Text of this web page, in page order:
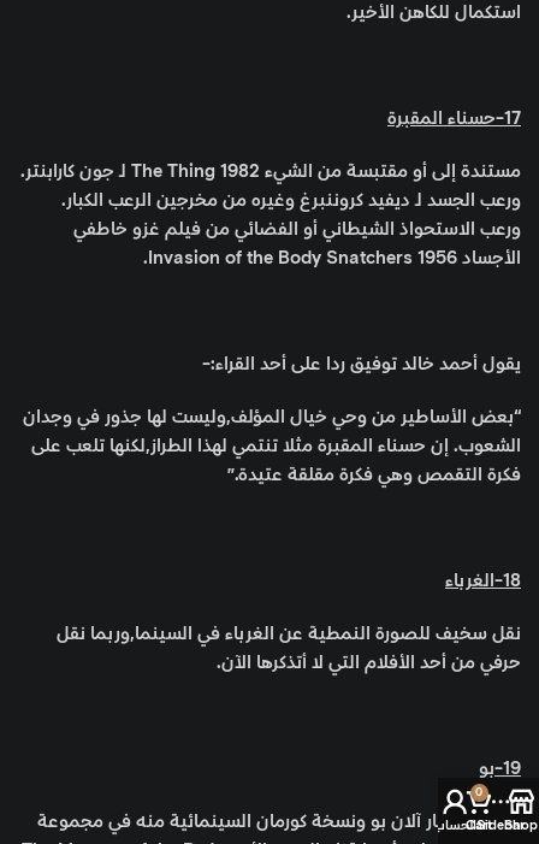
استكمال للكاهن الأخير.
17-حسناء المقبرة
مستندة إلى أو مقتبسة من الشيء The Thing 1982 لـ جون كارابنتر.
ورعب الجسد لـ ديفيد كروننبرغ وغيره من مخرجين الرعب الكبار.
ورعب الاستحواذ الشيطاني أو الفضائي من فيلم غزو خاطفي
الأجساد Invasion of the Body Snatchers 1956.
يقول أحمد خالد توفيق ردا على أحد القراء:-
“بعض الأساطير من وحي خيال المؤلف,وليست لها جذور في وجدان
الشعوب. إن حسناء المقبرة مثلا تنتمي لهذا الطراز,لكنها تلعب على
فكرة التقمص وهي فكرة مقلقة عتيدة.”
18-الغرباء
نقل سخيف للصورة النمطية عن الغرباء في السينما,وربما نقل
حرفي من أحد الأفلام التي لا أتذكرها الآن.
19-بو
قصص إدغار آلان بو ونسخة كورمان السينمائية منه في مجموعةShop
Sidebar
0
Cartالحساب